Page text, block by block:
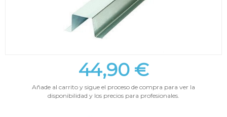
44,90 €
Añade al carrito y sigue el proceso de compra para ver la
disponibilidad y los precios para profesionales.